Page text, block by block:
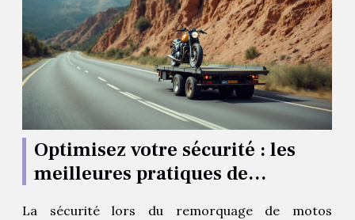
Optimisez votre sécurité : les
meilleures pratiques de
La sécurité lors du remorquage de motos